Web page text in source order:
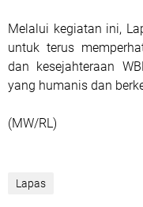
Melalui kegiatan ini,
untuk terus
dan kesejahteraan
yang humanis dan
(MW/RL)
Lapas